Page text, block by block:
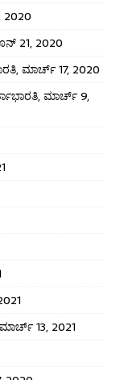
21, 2020
ಮಾರ್ಚ್ 17, 2020
ಮಾರ್ಚ್ 9,
13, 2021